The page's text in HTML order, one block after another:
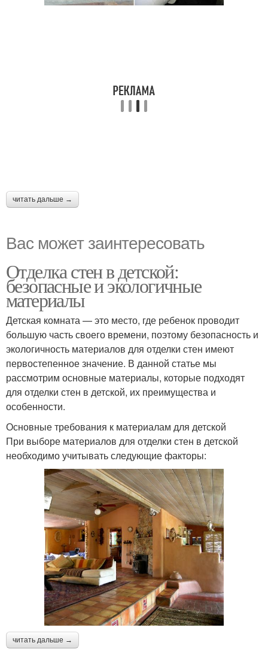
читать дальше →
Вас может заинтересовать
Отделка стен в детской:
безопасные и экологичные
материалы
Детская комната — это место, где ребенок проводит
большую часть своего времени, поэтому безопасность и
экологичность материалов для отделки стен имеют
первостепенное значение. В данной статье мы
рассмотрим основные материалы, которые подходят
для отделки стен в детской, их преимущества и
особенности.
Основные требования к материалам для детской
При выборе материалов для отделки стен в детской
необходимо учитывать следующие факторы:
читать дальше →